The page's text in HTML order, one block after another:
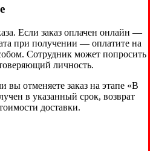
Если заказ оплачен онлайн —
при получении — оплатите на
Сотрудник может попросить
личность.
вы отменяете заказ на этапе «В
в указанный срок, возврат
доставки.